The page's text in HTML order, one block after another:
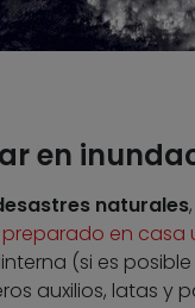
en
naturales
en
(si es
auxilios, latas